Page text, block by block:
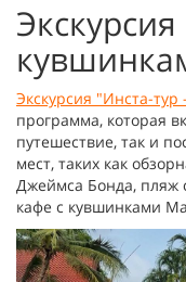
Экскурсия "Инста-
программа, которая
путешествие, так и
мест, таких как
Джеймса Бонда, пляж
кафе с кувшинками